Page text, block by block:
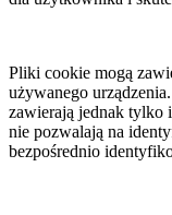
Pliki cookie mogą
używanego
zawierają jednak tylko
nie pozwalają na
bezpośrednio